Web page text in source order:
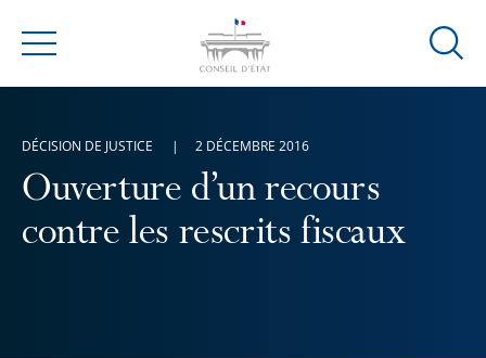
Menu
Ouvrir
Ouverture d’un recours
contre les rescrits fiscaux
DÉCISION DE JUSTICE 2 DÉCEMBRE 2016